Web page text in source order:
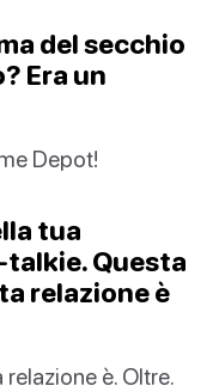
del secchio
Era un
Depot!
tua
Questa
relazione è
è. Oltre.